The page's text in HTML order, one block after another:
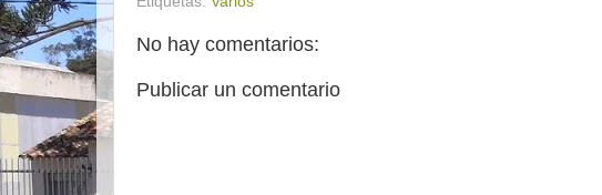
No hay comentarios:
Publicar un comentario